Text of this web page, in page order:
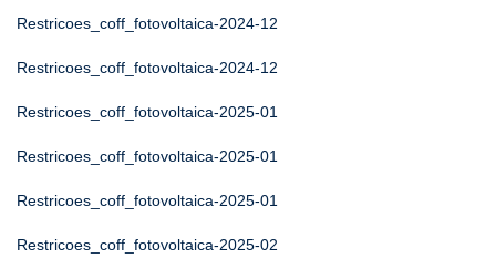
Restricoes_coff_fotovoltaica-2024-12
Restricoes_coff_fotovoltaica-2024-12
Restricoes_coff_fotovoltaica-2025-01
Restricoes_coff_fotovoltaica-2025-01
Restricoes_coff_fotovoltaica-2025-01
Restricoes_coff_fotovoltaica-2025-02